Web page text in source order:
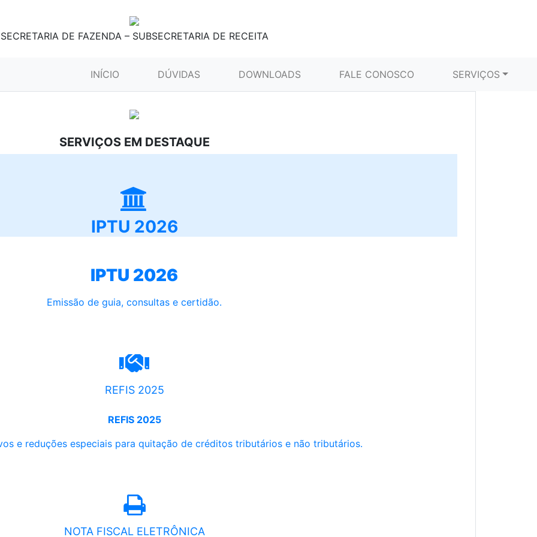
SECRETARIA DE FAZENDA – SUBSECRETARIA DE RECEITA
INÍCIO (CURRENT)DÚVIDAS DOWNLOADS FALE CONOSCO SERVIÇOS
SERVIÇOS EM DESTAQUE
IPTU 2026
IPTU 2026
Emissão de guia, consultas e certidão.
REFIS 2025
REFIS 2025
e reduções especiais para quitação de créditos tributários e não tributários.
NOTA FISCAL ELETRÔNICA